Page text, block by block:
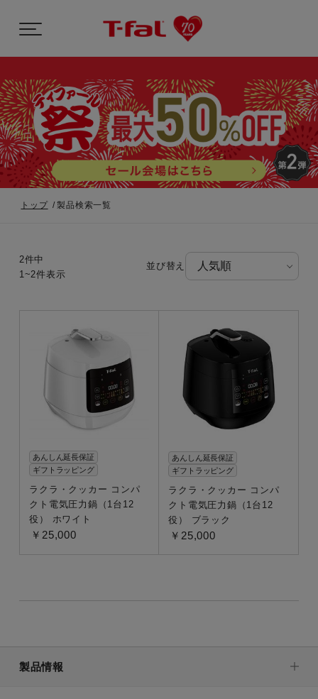
トップ 製品検索一覧
2件中
1~2件表示
並び替え
あんしん延長保証
ギフトラッピング
ラクラ・クッカー コンパ
クト電気圧力鍋（1台12
役） ホワイト
￥25,000
あんしん延長保証
ギフトラッピング
ラクラ・クッカー コンパ
クト電気圧力鍋（1台12
役） ブラック
￥25,000
製品情報